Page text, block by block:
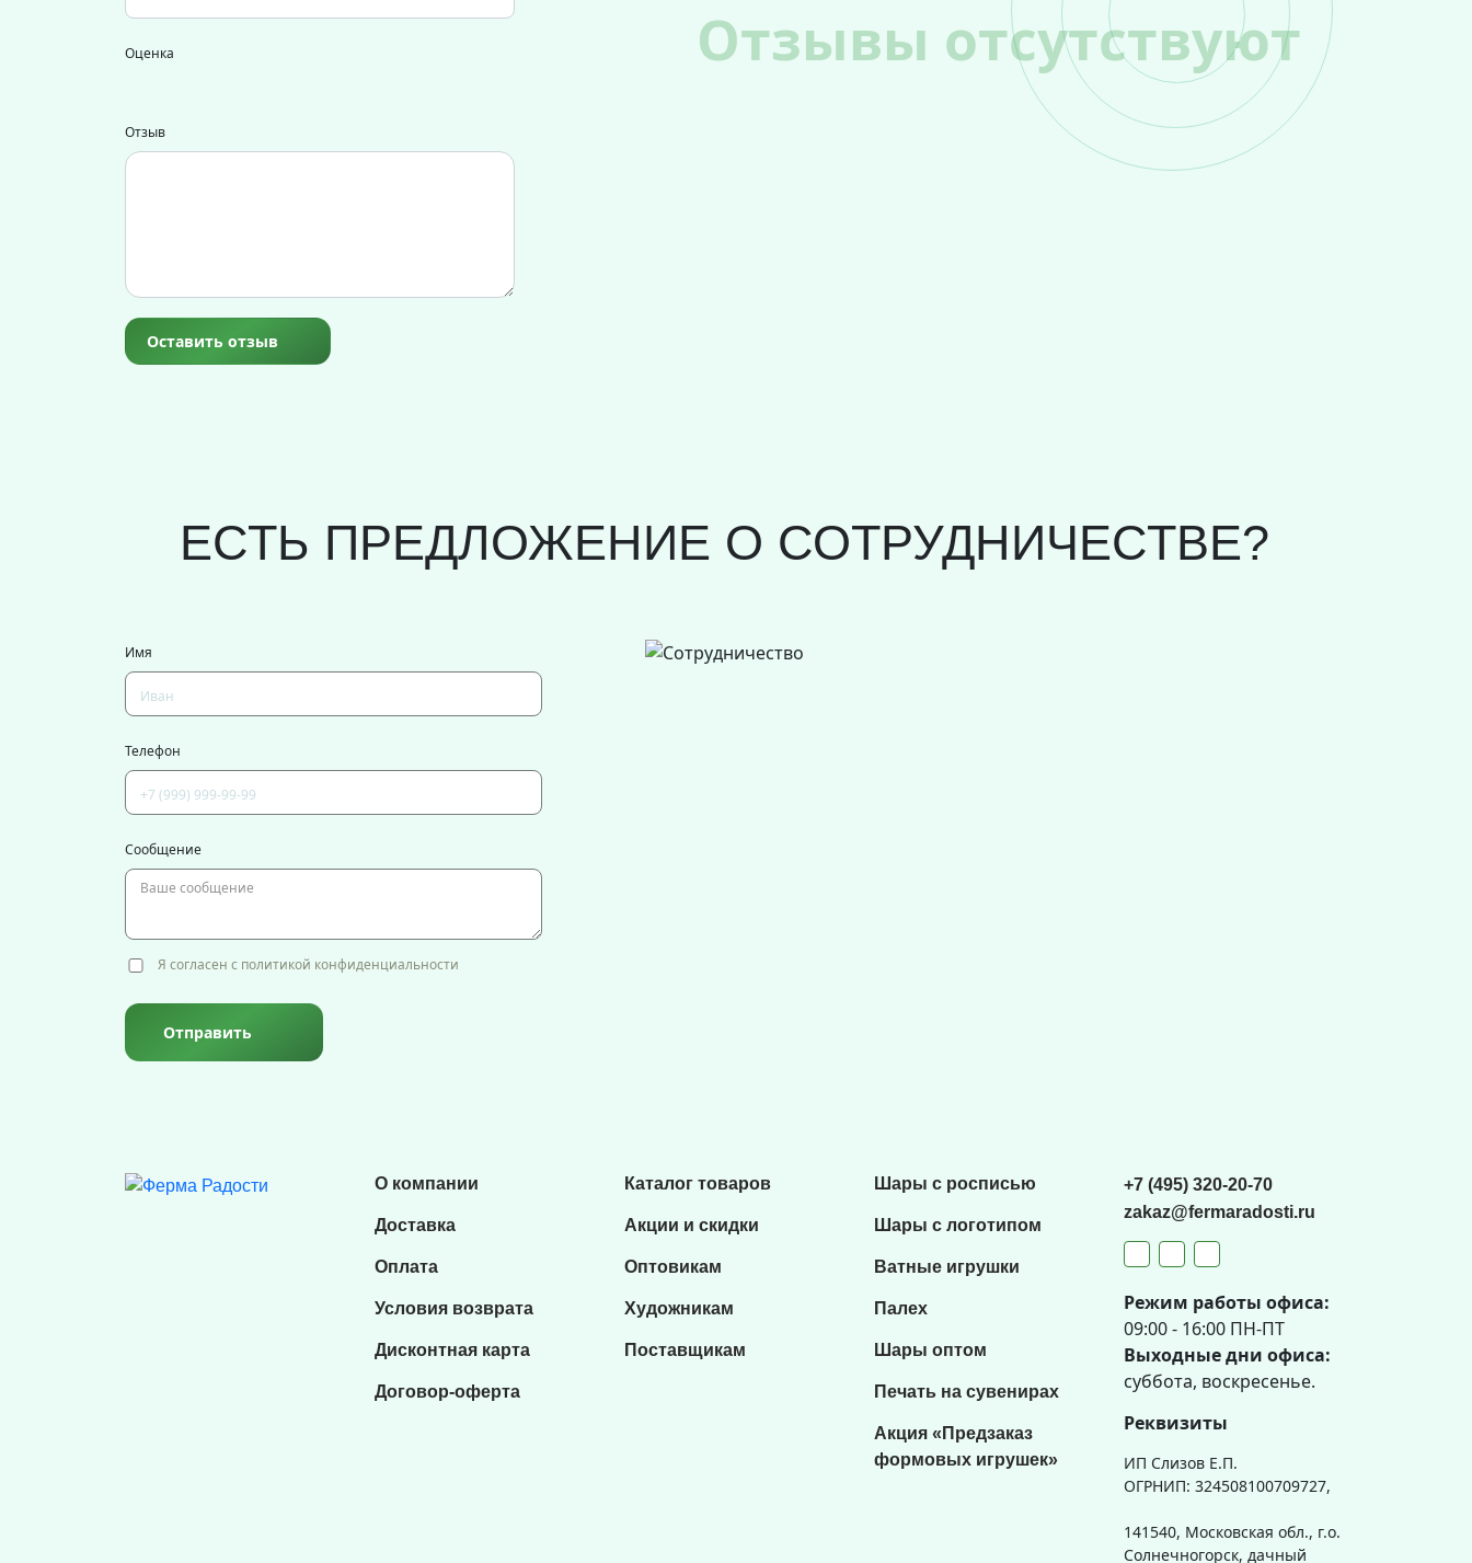
Оценка
Отзыв
Оставить отзыв
Отзывы отсутствуют
ЕСТЬ ПРЕДЛОЖЕНИЕ О СОТРУДНИЧЕСТВЕ?
Имя
Телефон
Сообщение
Я согласен с политикой конфиденциальности
Отправить
О компании
Доставка
Оплата
Условия возврата
Дисконтная карта
Договор-оферта
Каталог товаров
Акции и скидки
Оптовикам
Художникам
Поставщикам
Шары с росписью
Шары с логотипом
Ватные игрушки
Палех
Шары оптом
Печать на сувенирах
Акция «Предзаказ
формовых игрушек»
+7 (495) 320-20-70
zakaz@fermaradosti.ru
Режим работы офиса:
09:00 - 16:00 ПН-ПТ
Выходные дни офиса:
суббота, воскресенье.
Реквизиты
ИП Слизов Е.П.
ОГРНИП: 324508100709727,
141540, Московская обл., г.о.
Солнечногорск, дачный